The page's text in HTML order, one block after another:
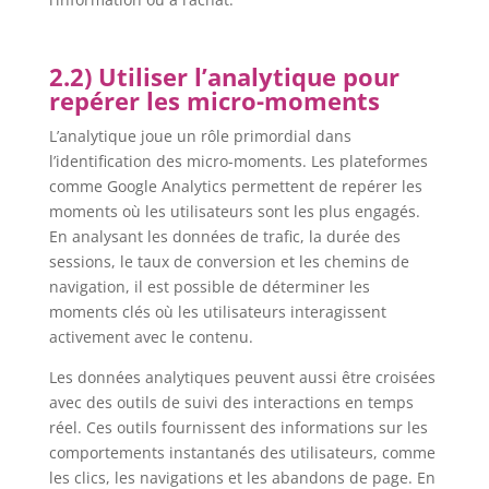
2.2) Utiliser l’analytique pour
repérer les micro-moments
L’analytique joue un rôle primordial dans
l’identification des micro-moments. Les plateformes
comme Google Analytics permettent de repérer les
moments où les utilisateurs sont les plus engagés.
En analysant les données de trafic, la durée des
sessions, le taux de conversion et les chemins de
navigation, il est possible de déterminer les
moments clés où les utilisateurs interagissent
activement avec le contenu.
Les données analytiques peuvent aussi être croisées
avec des outils de suivi des interactions en temps
réel. Ces outils fournissent des informations sur les
comportements instantanés des utilisateurs, comme
les clics, les navigations et les abandons de page. En